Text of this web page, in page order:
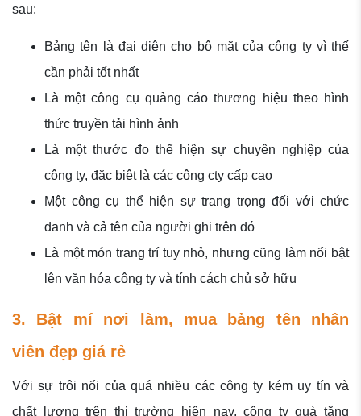
sau:
Bảng tên là đại diện cho bộ mặt của công ty vì thế
cần phải tốt nhất
Là một công cụ quảng cáo thương hiệu theo hình
thức truyền tải hình ảnh
Là một thước đo thể hiện sự chuyên nghiệp của
công ty, đặc biệt là các công cty cấp cao
Một công cụ thể hiện sự trang trọng đối với chức
danh và cả tên của người ghi trên đó
Là một món trang trí tuy nhỏ, nhưng cũng làm nổi bật
lên văn hóa công ty và tính cách chủ sở hữu
3. Bật mí nơi làm, mua bảng tên nhân
viên đẹp giá rẻ
Với sự trôi nổi của quá nhiều các công ty kém uy tín và
chất lượng trên thị trường hiện nay, công ty quà tặng